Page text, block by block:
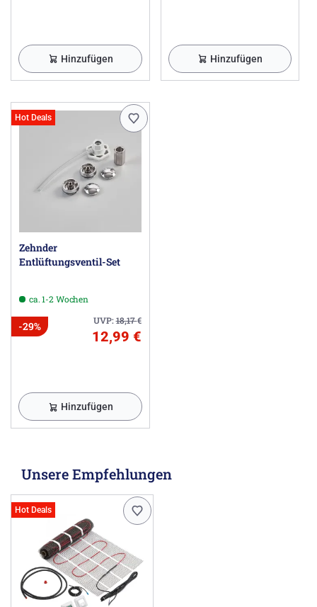
Hinzufügen Hinzufügen
Hot Deals
Zehnder
Entlüftungsventil-Set
ca. 1-2 Wochen
UVP:18,17€
-29%
12,99 €
Hinzufügen
Unsere Empfehlungen
Hot Deals